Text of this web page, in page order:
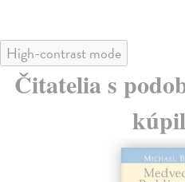
High-contrast mode
Čitatelia s